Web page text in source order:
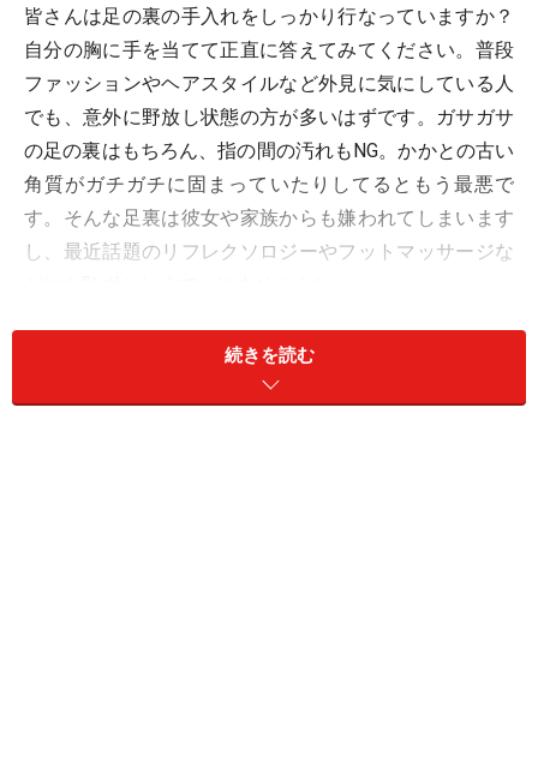
皆さんは足の裏の手入れをしっかり行なっていますか？
自分の胸に手を当てて正直に答えてみてください。普段
ファッションやヘアスタイルなど外見に気にしている人
でも、意外に野放し状態の方が多いはずです。ガサガサ
の足の裏はもちろん、指の間の汚れもNG。かかとの古い
角質がガチガチに固まっていたりしてるともう最悪で
す。そんな足裏は彼女や家族からも嫌われてしまいます
し、最近話題のリフレクソロジーやフットマッサージな
続きを読む